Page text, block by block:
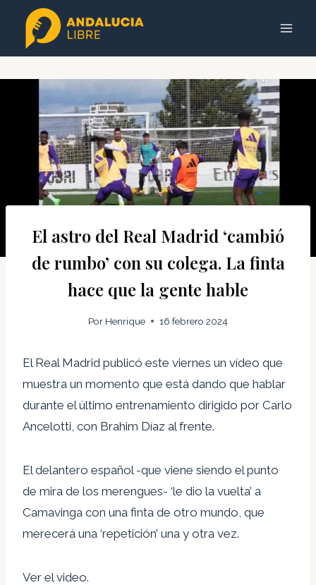
Saltar
contenido
El astro del Real Madrid ‘cambió
de rumbo’ con su colega. La finta
hace que la gente hable
Por Henrique 16 febrero 2024
El Real Madrid publicó este viernes un vídeo que
muestra un momento que está dando que hablar
durante el último entrenamiento dirigido por Carlo
Ancelotti, con Brahim Díaz al frente.
El delantero español -que viene siendo el punto
de mira de los merengues- ‘le dio la vuelta’ a
Camavinga con una finta de otro mundo, que
merecerá una ‘repetición’ una y otra vez.
Ver el video.